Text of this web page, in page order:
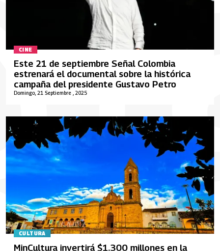
CINE
Domingo, 21 Septiembre , 2025
Este 21 de septiembre Señal Colombia
estrenará el documental sobre la histórica
campaña del presidente Gustavo Petro
CULTURA
MinCultura invertirá $1.300 millones en la